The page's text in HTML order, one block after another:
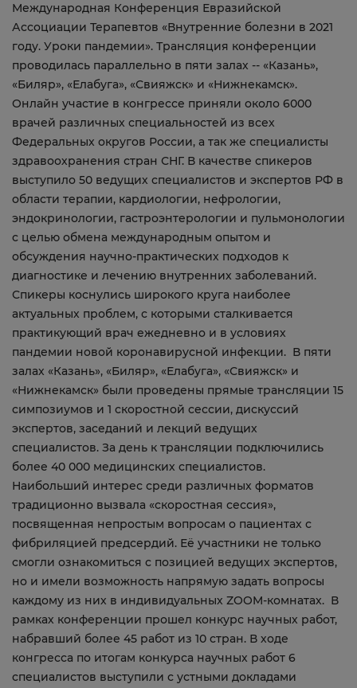
Международная Конференция Евразийской
Ассоциации Терапевтов «Внутренние болезни в 2021
году. Уроки пандемии». Трансляция конференции
проводилась параллельно в пяти залах -- «Казань»,
«Биляр», «Елабуга», «Свияжск» и «Нижнекамск».
Онлайн участие в конгрессе приняли около 6000
врачей различных специальностей из всех
Федеральных округов России, а так же специалисты
здравоохранения стран СНГ. В качестве спикеров
выступило 50 ведущих специалистов и экспертов РФ в
области терапии, кардиологии, нефрологии,
эндокринологии, гастроэнтерологии и пульмонологии
с целью обмена международным опытом и
обсуждения научно-практических подходов к
диагностике и лечению внутренних заболеваний.
Спикеры коснулись широкого круга наиболее
актуальных проблем, с которыми сталкивается
практикующий врач ежедневно и в условиях
пандемии новой коронавирусной инфекции. В пяти
залах «Казань», «Биляр», «Елабуга», «Свияжск» и
«Нижнекамск» были проведены прямые трансляции 15
симпозиумов и 1 скоростной сессии, дискуссий
экспертов, заседаний и лекций ведущих
специалистов. За день к трансляции подключились
более 40 000 медицинских специалистов.
Наибольший интерес среди различных форматов
традиционно вызвала «скоростная сессия»,
посвященная непростым вопросам о пациентах с
фибриляцией предсердий. Её участники не только
смогли ознакомиться с позицией ведущих экспертов,
но и имели возможность напрямую задать вопросы
каждому из них в индивидуальных ZOOM-комнатах. В
рамках конференции прошел конкурс научных работ,
набравший более 45 работ из 10 стран. В ходе
конгресса по итогам конкурса научных работ 6
специалистов выступили с устными докладами